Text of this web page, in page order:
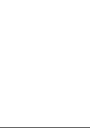
Neuen und die große